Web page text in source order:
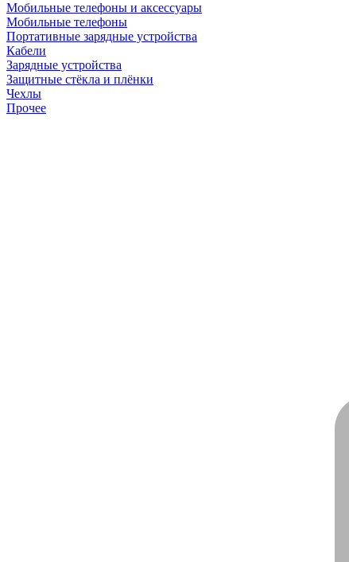
Мобильные телефоны и аксессуары
Мобильные телефоны
Портативные зарядные устройства
Кабели
Зарядные устройства
Защитные стёкла и плёнки
Чехлы
Прочее